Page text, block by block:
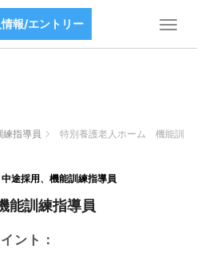
T
o
n
報/エントリー
練指導員
特別養護老人ホーム 機能訓
中途採用、 機能訓練指導員
能訓練指導員
ント：